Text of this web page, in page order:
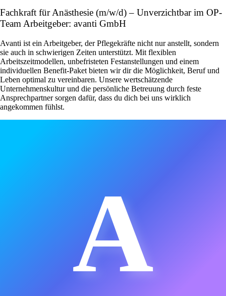
Fachkraft für Anästhesie (m/w/d) – Unverzichtbar im OP-
Team Arbeitgeber: avanti GmbH
Avanti ist ein Arbeitgeber, der Pflegekräfte nicht nur anstellt, sondern
sie auch in schwierigen Zeiten unterstützt. Mit flexiblen
Arbeitszeitmodellen, unbefristeten Festanstellungen und einem
individuellen Benefit-Paket bieten wir dir die Möglichkeit, Beruf und
Leben optimal zu vereinbaren. Unsere wertschätzende
Unternehmenskultur und die persönliche Betreuung durch feste
Ansprechpartner sorgen dafür, dass du dich bei uns wirklich
angekommen fühlst.
A